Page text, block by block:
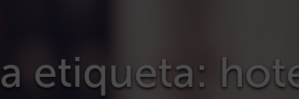
etiqueta: